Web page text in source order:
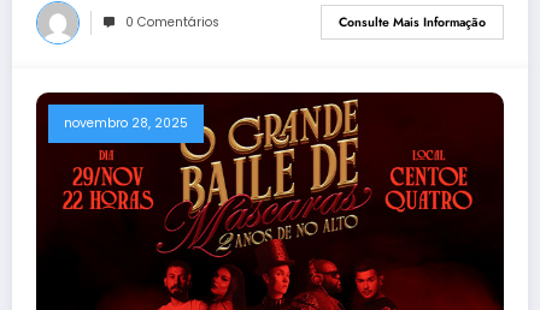
0 Comentários Consulte Mais Informação
novembro 28, 2025